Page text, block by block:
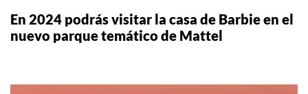
En 2024 podrás visitar la casa de Barbie en el
nuevo parque temático de Mattel